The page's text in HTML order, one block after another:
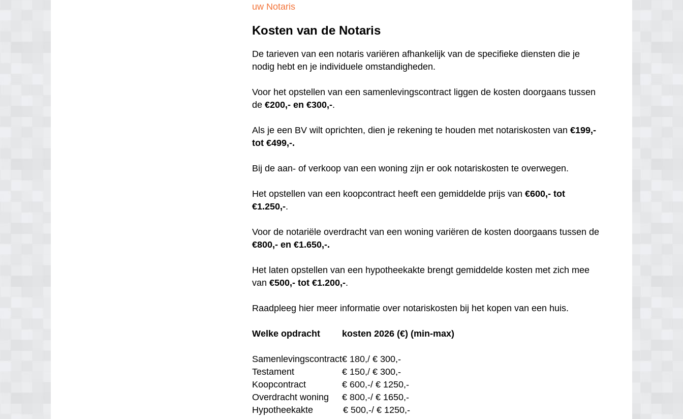
uw Notaris
Kosten van de Notaris
De tarieven van een notaris variëren afhankelijk van de specifieke diensten die je
nodig hebt en je individuele omstandigheden.
Voor het opstellen van een samenlevingscontract liggen de kosten doorgaans tussen
de€200,- en €300,-.
Als je een BV wilt oprichten, dien je rekening te houden met notariskosten van€199,-
tot €499,-.
Bij de aan- of verkoop van een woning zijn er ook notariskosten te overwegen.
Het opstellen van een koopcontract heeft een gemiddelde prijs van€600,- tot
€1.250,-.
Voor de notariële overdracht van een woning variëren de kosten doorgaans tussen de
€800,- en €1.650,-.
Het laten opstellen van een hypotheekakte brengt gemiddelde kosten met zich mee
van€500,- tot €1.200,-.
Raadpleeg hier meer informatie over notariskosten bij het kopen van een huis.
Welke opdracht kosten 2026 (€) (min-max)
Samenlevingscontract€ 180,/ € 300,-
Testament
€ 150,/€ 300,-
Koopcontract
€ 600,-/ € 1250,-
Overdracht woning
€800,-/ € 1650,-
Hypotheekakte
€500,-/ € 1250,-